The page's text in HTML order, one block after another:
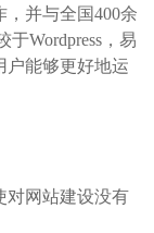
并与全国400余
Wordpress，易
户能够更好地运
对网站建设没有